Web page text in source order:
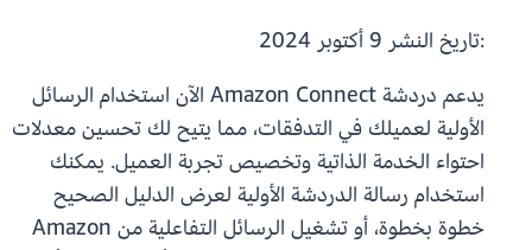
:تاريخ النشر
يدعم دردشة Amazon Connect الآن استخدام الرسائل
الأولية لعميلك في التدفقات، مما يتيح لك تحسين معدلات
احتواء الخدمة الذاتية وتخصيص تجربة العميل. يمكنك
استخدام رسالة الدردشة الأولية لعرض الدليل الصحيح
خطوة بخطوة، أو تشغيل الرسائل التفاعلية من Amazon